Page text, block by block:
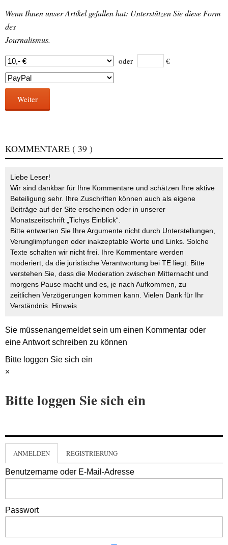
Wenn Ihnen unser Artikel gefallen hat: Unterstützen Sie diese Form
des
Journalismus.
oder €
Weiter
KOMMENTARE ( 39 )
Liebe Leser!
Wir sind dankbar für Ihre Kommentare und schätzen Ihre aktive
Beteiligung sehr. Ihre Zuschriften können auch als eigene
Beiträge auf der Site erscheinen oder in unserer
Monatszeitschrift „Tichys Einblick“.
Bitte entwerten Sie Ihre Argumente nicht durch Unterstellungen,
Verunglimpfungen oder inakzeptable Worte und Links. Solche
Texte schalten wir nicht frei. Ihre Kommentare werden
moderiert, da die juristische Verantwortung bei TE liegt. Bitte
verstehen Sie, dass die Moderation zwischen Mitternacht und
morgens Pause macht und es, je nach Aufkommen, zu
zeitlichen Verzögerungen kommen kann. Vielen Dank für Ihr
Verständnis. Hinweis
Sie müssenangemeldetsein um einen Kommentar oder
eine Antwort schreiben zu können
Bitte loggen Sie sich ein
×
Bitte loggen Sie sich ein
ANMELDEN REGISTRIERUNG
Benutzername oder E-Mail-Adresse
Passwort